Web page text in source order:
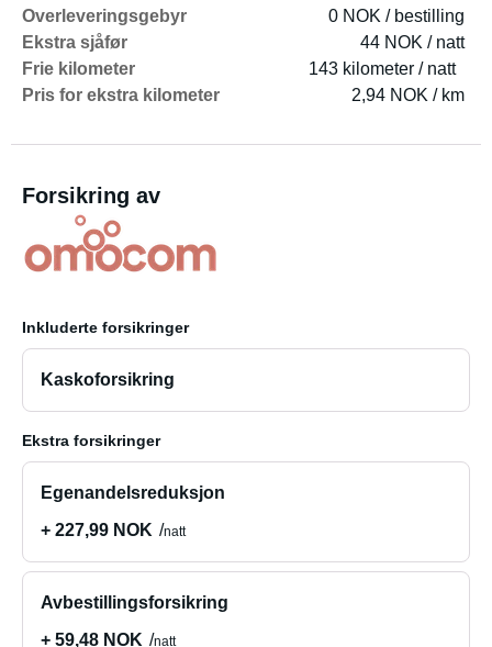
Overleveringsgebyr
0 NOK / bestilling
Ekstra sjåfør
44 NOK / natt
Frie kilometer
143 kilometer / natt
Pris for ekstra kilometer
2,94 NOK / km
Forsikring av
Inkluderte forsikringer
Kaskoforsikring
Ekstra forsikringer
Egenandelsreduksjon
+ 227,99 NOK
natt
Avbestillingsforsikring
+ 59,48 NOK
natt